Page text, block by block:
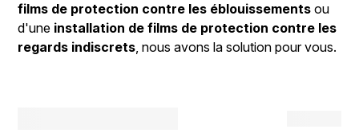
films de protection contre les éblouissements ou
d'une installation de films de protection contre les
regards indiscrets, nous avons la solution pour vous.